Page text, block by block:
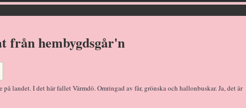
från hembygdsgår'n
på landet. I det här fallet Värmdö. Omringad av får, grönska och hallonbuskar. Ja, det är